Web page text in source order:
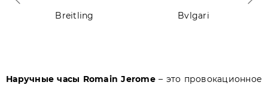
Breitling Bvlgari
Наручные часы Romain Jerome– это провокационное